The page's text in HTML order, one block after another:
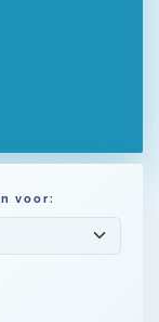
voor: